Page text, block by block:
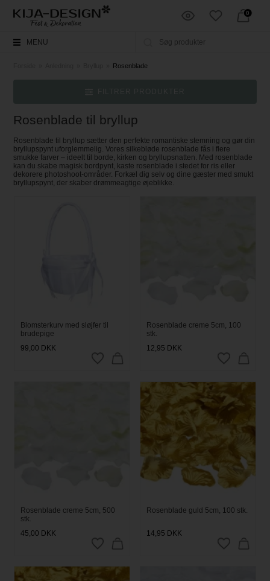
0
MENU
Rosenblade
Rosenblade til bryllup
Rosenblade til bryllup sætter den perfekte romantiske stemning og gør din
bryllupspynt uforglemmelig. Vores silkebløde rosenblade fås i flere
smukke farver – ideelt til borde, kirken og bryllupsnatten. Med rosenblade
kan du skabe magisk bordpynt, kaste rosenblade i stedet for ris eller
dekorere photoshoot-områder. Forkæl dig selv og dine gæster med smukt
bryllupspynt, der skaber drømmeagtige øjeblikke.
Blomsterkurv med sløjfer til
brudepige
99,00 DKK
Rosenblade creme 5cm, 100
stk.
12,95 DKK
Rosenblade creme 5cm, 500
stk.
45,00 DKK
Rosenblade guld 5cm, 100 stk.
14,95 DKK